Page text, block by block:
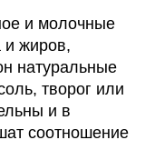
и молочные
и жиров,
натуральные
творог или
и в
соотношение